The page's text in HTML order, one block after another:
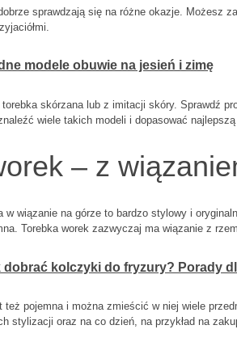
sprawdzają się na różne okazje. Możesz
modele obuwie na jesień i zimę
skórzana lub z imitacji skóry. Sprawdź
wiele takich modeli i dopasować najlepszą
– z
w wiązanie na górze to bardzo stylowy i
Torebka worek zazwyczaj ma wiązanie z
dobrać kolczyki do fryzury? Porady
też pojemna i można zmieścić w niej wiele
stylizacji oraz na co dzień, na przykład na